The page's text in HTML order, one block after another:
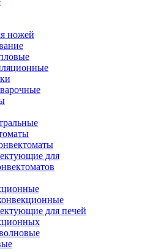
ножей
для
для печей